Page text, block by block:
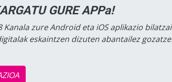
GURE APPa!
Kanala zure Android eta iOS aplikazio
eskaintzen dizuten abantailez